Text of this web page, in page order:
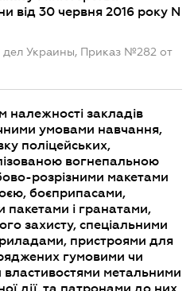
від 30 червня 2016 року N
дел Украины, Приказ №282 от
закладів
умовами навчання,
поліцейських,
вогнепальною
розрізними макетами
боєприпасами,
пакетами і гранатами,
захисту, спеціальними
пристроями для
гумовими чи
властивостями метальними